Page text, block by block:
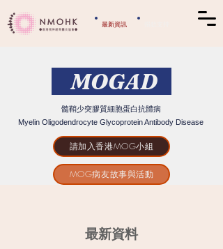
​最新資訊
MOGAD
髓鞘少突膠質細胞蛋白抗體病
Myelin Oligodendrocyte Glycoprotein Antibody Disease
請加入香港MOG小組
MOG病友故事與活動
最新資料